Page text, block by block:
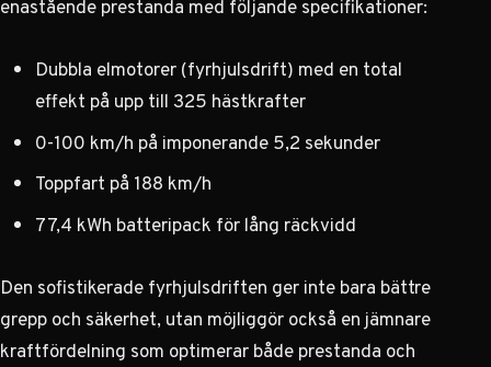
enastående prestanda med följande specifikationer:
Dubbla elmotorer (fyrhjulsdrift) med en total
effekt på upp till 325 hästkrafter
0-100 km/h på imponerande 5,2 sekunder
Toppfart på 188 km/h
77,4 kWh batteripack för lång räckvidd
Den sofistikerade fyrhjulsdriften ger inte bara bättre
grepp och säkerhet, utan möjliggör också en jämnare
kraftfördelning som optimerar både prestanda och